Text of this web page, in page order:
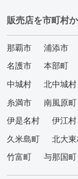
販売店を市町村
那覇市 浦添市
名護市
本部町
中城村
北中城村
糸満市
南風原町
伊是名村
伊江村
久米島町
北大
竹富町
与那国町